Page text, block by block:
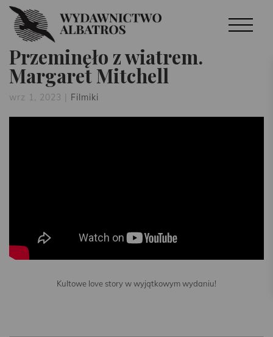
Przeminęło z wiatrem.
Margaret Mitchell
wrz 1, 2023 | Filmiki
Kultowe love story w wyjątkowym wydaniu!